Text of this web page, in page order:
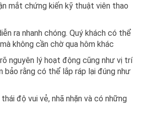
mắt chứng kiến kỹ thuật viên thao
ra nhanh chóng. Quý khách có thể
không cần chờ qua hôm khác
nguyên lý hoạt động cũng như vị trí
bảo rằng có thể lắp ráp lại đúng như
độ vui vẻ, nhã nhặn và có những